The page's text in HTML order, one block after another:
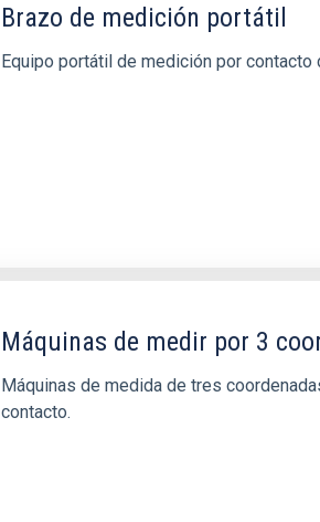
Brazo de medición portátil
Equipo portátil de medición por contacto
Máquinas de medir por 3
Máquinas de medida de tres
contacto.